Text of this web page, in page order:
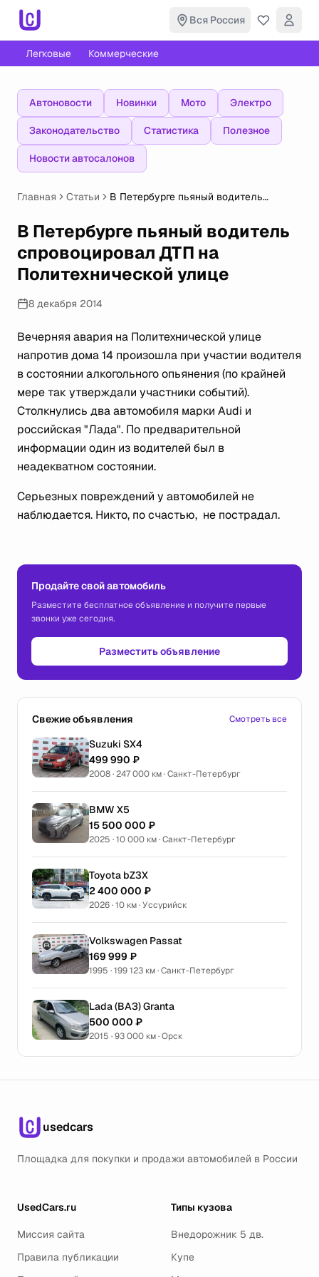
Вся Россия
Легковые Коммерческие
Автоновости Новинки Мото Электро
Законодательство Статистика Полезное
Новости автосалонов
Главная Статьи
В Петербурге пьяный водитель
Политехнической улице
В Петербурге пьяный водитель
спровоцировал ДТП на
Политехнической улице
8 декабря 2014
Вечерняя авария на Политехнической улице
напротив дома 14 произошла при участии водителя
в состоянии алкогольного опьянения (по крайней
мере так утверждали участники событий).
Столкнулись два автомобиля марки Audi и
российская "Лада". По предварительной
информации один из водителей был в
неадекватном состоянии.
Серьезных повреждений у автомобилей не
наблюдается. Никто, по счастью, не пострадал.
Продайте свой автомобиль
Разместите бесплатное объявление и получите первые
звонки уже сегодня.
Разместить объявление
Свежие объявления Смотреть все
Suzuki SX4
499 990 ₽
2008 · 247 000 км · Санкт-Петербург
BMW X5
15 500 000 ₽
2025 · 10 000 км · Санкт-Петербург
Toyota bZ3X
2 400 000 ₽
2026 · 10 км · Уссурийск
Volkswagen Passat
169 999 ₽
1995 · 199 123 км · Санкт-Петербург
Lada (ВАЗ) Granta
500 000 ₽
2015 · 93 000 км · Орск
usedcars
Площадка для покупки и продажи автомобилей в России
UsedCars.ru
Миссия сайта
Правила публикации
Типы кузова
Внедорожник 5 дв.
Купе